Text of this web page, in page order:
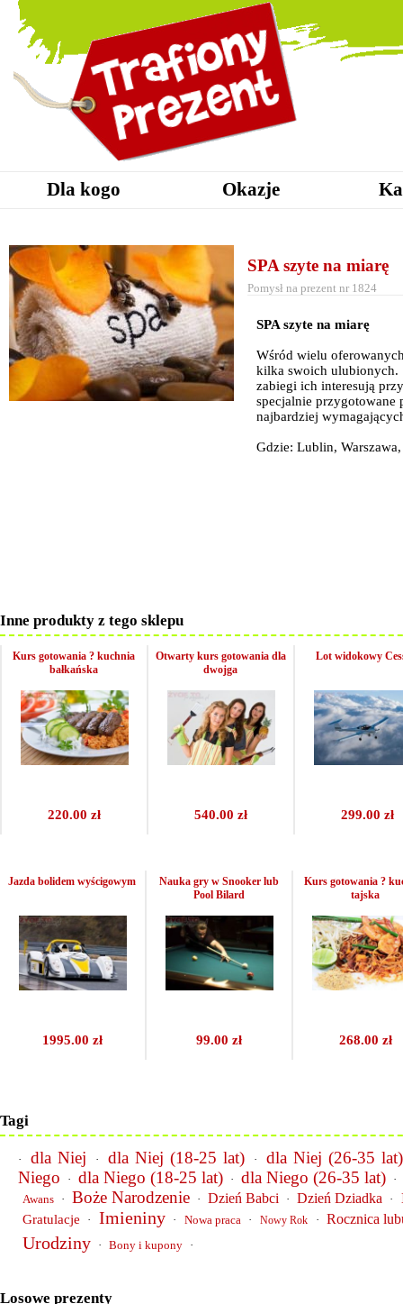
Dla kogo Okazje
SPA szyte na miarę
Pomysł na prezent nr 1824
SPA szyte na miarę
Wśród wielu
kilka swoich ulubionych.
zabiegi ich interesują
specjalnie przygotowane
najbardziej
Gdzie: Lublin,
Inne produkty z tego sklepu
220.00 zł
Kurs gotowania ? kuchnia
bałkańska
540.00 zł
Otwarty kurs gotowania dla
dwojga
299.00 zł
Lot widokowy
1995.00 zł
Jazda bolidem wyścigowym
99.00 zł
Nauka gry w Snooker lub
Pool Bilard
268.00 zł
Kurs gotowania ?
tajska
Tagi
· dla Niej · dla Niej (18-25 lat) ·
dla Niej (26-35 lat)
Niego
· dla Niego (18-25 lat) · dla Niego (26-35 lat) ·
Awans · Boże Narodzenie · Dzień Babci · Dzień Dziadka ·
Gratulacje · Imieniny · Nowa praca · Nowy Rok · Rocznica
Urodziny · Bony i kupony ·
Losowe prezenty